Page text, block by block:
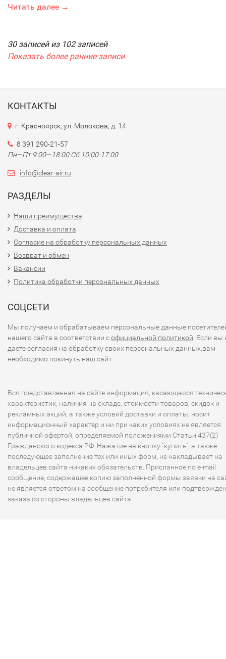
Читать далее →
30 записей из 102 записей
Показать более ранние записи
КОНТАКТЫ
г. Красноярск, ул. Молокова, д. 14
8 391 290-21-57
Пн—Пт 9:00—18:00 Сб 10:00-17:00
info@clear-air.ru
РАЗДЕЛЫ
Наши преимущества
Доставка и оплата
Согласие на обработку персональных данных
Возврат и обмен
Вакансии
Политика обработки персональных данных
СОЦСЕТИ
Мы получаем и обрабатываем персональные данные
нашего сайта в соответствии софициальной политикой . Если вы
даете согласия на обработку своих персональных данных,вам
необходимо покинуть наш сайт.
Вся представленная на сайте информация, касающаяся
характеристик, наличия на складе, стоимости товаров, скидок и
рекламных акций, а также условий доставки и оплаты, носит
информационный характер и ни при каких условиях не является
публичной офертой, определяемой положениями Статьи 437(2)
Гражданского кодекса РФ. Нажатие на кнопку "купить", а также
последующее заполнение тех или иных форм, не накладывает на
владельцев сайта никаких обязательств. Присланное по e-mail
сообщение, содержащее копию заполненной формы заявки на
не является ответом на сообщение потребителя или
заказа со стороны владельцев сайта.